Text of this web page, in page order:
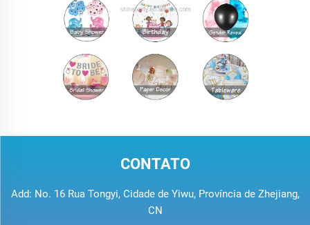
CONTATO
Add: No. 16 Rua Tongyi, Cidade de Yiwu, Província de Zhejiang,
CN